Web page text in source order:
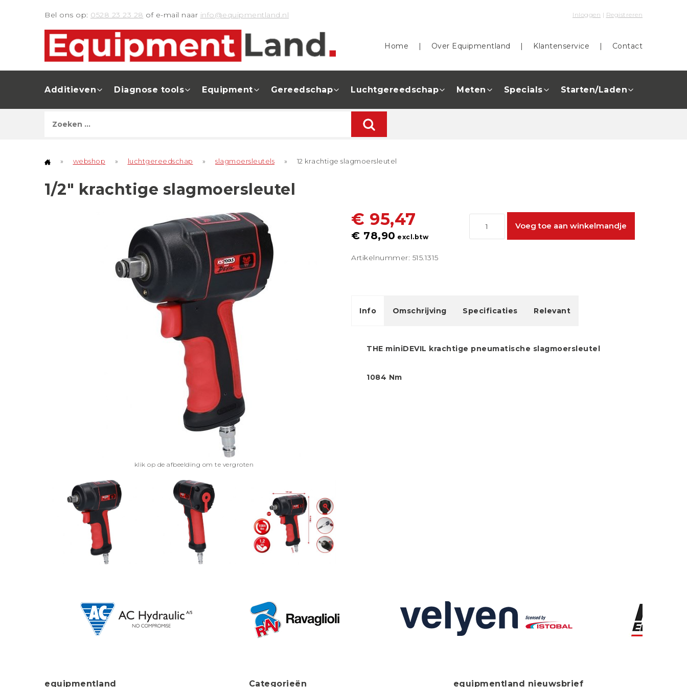
Bel ons op: 0528 23 23 28 of e-mail naar info@equipmentland.nl Inloggen | Registreren
Home | Over Equipmentland | Klantenservice | Contact
Additieven Diagnose tools Equipment Gereedschap Luchtgereedschap Meten Specials Starten/Laden
» webshop » luchtgereedschap » slagmoersleutels » 12 krachtige slagmoersleutel
1/2" krachtige slagmoersleutel
klik op de afbeelding om te vergroten
€ 95,47
€ 78,90 excl.btw
Artikelnummer: 515.1315
Info Omschrijving Specificaties Relevant
THE miniDEVIL krachtige pneumatische slagmoersleutel
1084 Nm
equipmentland Categorieën equipmentland nieuwsbrief